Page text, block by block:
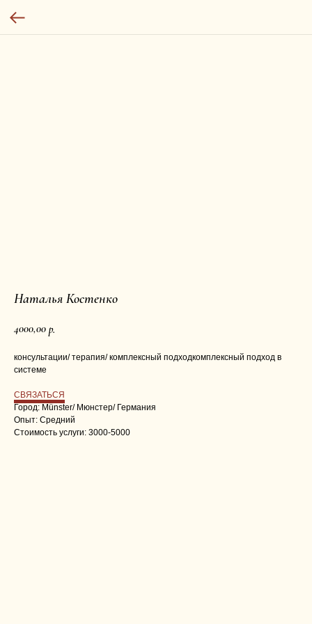
Наталья Костенко
4000,00 р.
консультации/ терапия/ комплексный подходкомплексный подход в
системе
СВЯЗАТЬСЯ
Город: Münster/ Мюнстер/ Германия
Опыт: Средний
Стоимость услуги: 3000-5000